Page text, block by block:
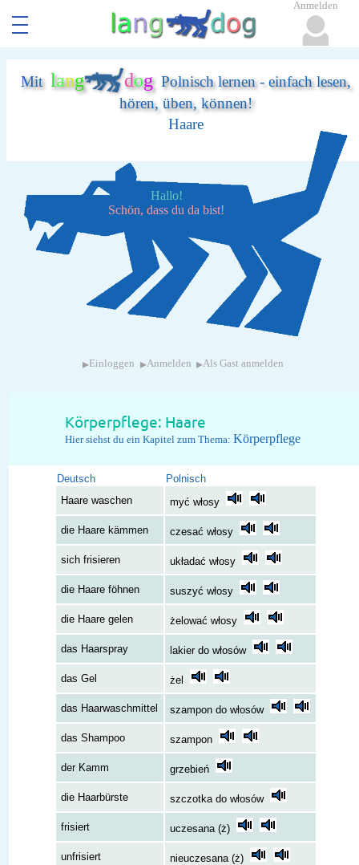
Mit lang dogPolnisch lernen - einfach lesen,
hören, üben, können!
Haare
Hallo!
Schön, dass du da bist!
▸ Einloggen ▸Anmelden ▸Als Gast anmelden
Körperpflege: Haare
Hier siehst du ein Kapitel zum Thema: Körperpflege
Deutsch
Polnisch
Haare waschen
myć włosy
die Haare kämmen czesać włosy
sich frisieren układać włosy
die Haare föhnen suszyć włosy
die Haare gelen żelować włosy
das Haarspray lakier do włosów
das Gel żel
das Haarwaschmittel szampon do włosów
das Shampoo szampon
der Kamm grzebień
die Haarbürste szczotka do włosów
frisiert uczesana (ż)
unfrisiert nieuczesana (ż)
Anmelden